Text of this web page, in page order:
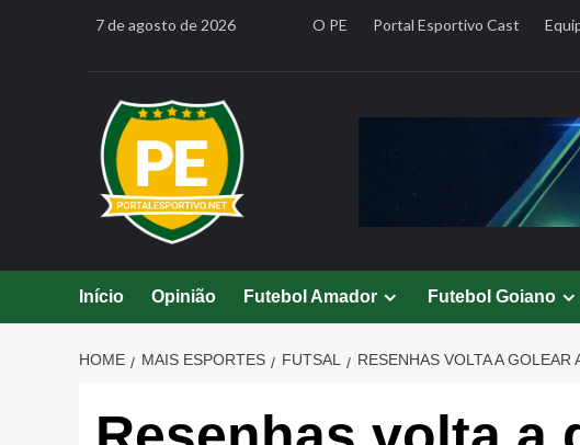
7 de agosto de 2026 O PE Portal Esportivo Cast
Início Opinião Futebol Amador Futebol Goiano
HOME MAIS ESPORTES FUTSAL RESENHAS VOLTA A